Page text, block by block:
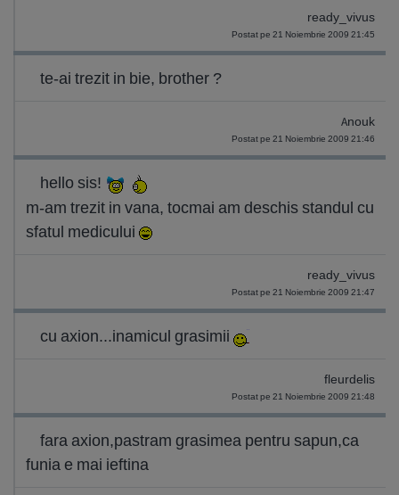
ready_vivus
Postat pe 21 Noiembrie 2009 21:45
te-ai trezit in bie, brother ?
Anouk
Postat pe 21 Noiembrie 2009 21:46
hello sis!
m-am trezit in vana, tocmai am deschis standul cu
sfatul medicului
ready_vivus
Postat pe 21 Noiembrie 2009 21:47
cu axion...inamicul grasimii
fleurdelis
Postat pe 21 Noiembrie 2009 21:48
fara axion,pastram grasimea pentru sapun,ca
funia e mai ieftina